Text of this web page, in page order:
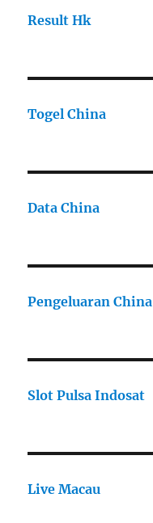
Result Hk
Togel China
Data China
Pengeluaran China
Slot Pulsa Indosat
Live Macau